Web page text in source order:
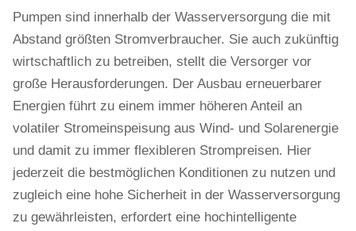
Pumpen sind innerhalb der Wasserversorgung die mit
Abstand größten Stromverbraucher. Sie auch zukünftig
wirtschaftlich zu betreiben, stellt die Versorger vor
große Herausforderungen. Der Ausbau erneuerbarer
Energien führt zu einem immer höheren Anteil an
volatiler Stromeinspeisung aus Wind- und Solarenergie
und damit zu immer flexibleren Strompreisen. Hier
jederzeit die bestmöglichen Konditionen zu nutzen und
zugleich eine hohe Sicherheit in der Wasserversorgung
zu gewährleisten, erfordert eine hochintelligente